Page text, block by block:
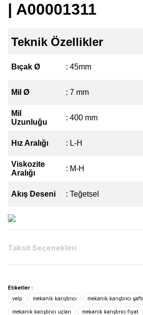
| A00001311
Teknik Özellikler
Bıçak Ø : 45mm
Mil Ø : 7 mm
Mil
Uzunluğu
: 400 mm
Hız Aralığı : L-H
Viskozite
Aralığı
: M-H
Akış Deseni : Teğetsel
Taksit Seçenekleri
Etiketler :
velp
mekanik karıştırıcı mekanik karıştırıcı şaftı
mekanik karıştırıcı uçları mekanik karıştırıcı fiyat